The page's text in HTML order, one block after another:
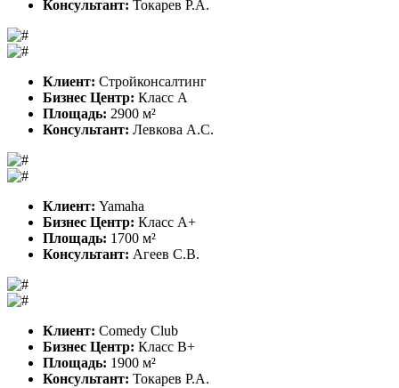
Консультант: Токарев Р.А.
Клиент: Стройконсалтинг
Бизнес Центр: Класс A
Площадь: 2900 м²
Консультант: Левкова А.С.
Клиент: Yamaha
Бизнес Центр: Класс A+
Площадь: 1700 м²
Консультант: Агеев С.В.
Клиент: Comedy Club
Бизнес Центр: Класс B+
Площадь: 1900 м²
Консультант: Токарев Р.А.